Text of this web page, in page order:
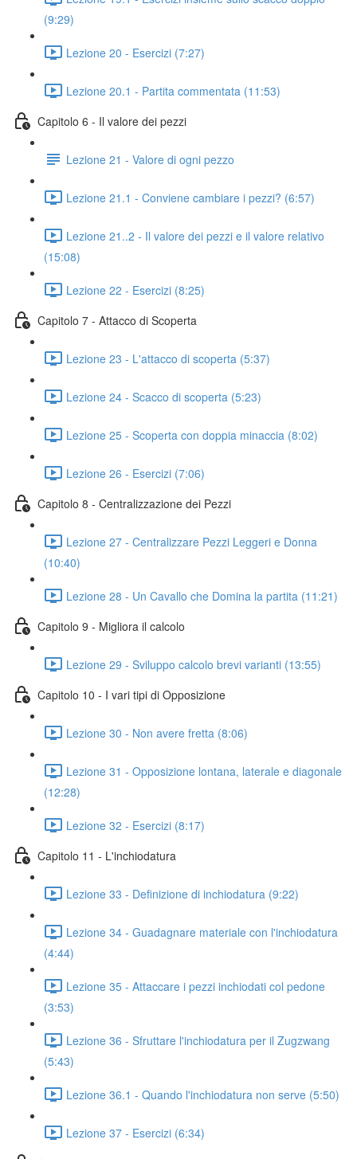
(9:29)
Lezione 20 - Esercizi (7:27)
Lezione 20.1 - Partita commentata (11:53)
Capitolo 6 - Il valore dei pezzi
Lezione 21 - Valore di ogni pezzo
Lezione 21.1 - Conviene cambiare i pezzi? (6:57)
Lezione 21..2 - Il valore dei pezzi e il valore relativo
(15:08)
Lezione 22 - Esercizi (8:25)
Capitolo 7 - Attacco di Scoperta
Lezione 23 - L'attacco di scoperta (5:37)
Lezione 24 - Scacco di scoperta (5:23)
Lezione 25 - Scoperta con doppia minaccia (8:02)
Lezione 26 - Esercizi (7:06)
Capitolo 8 - Centralizzazione dei Pezzi
Lezione 27 - Centralizzare Pezzi Leggeri e Donna
(10:40)
Lezione 28 - Un Cavallo che Domina la partita (11:21)
Capitolo 9 - Migliora il calcolo
Lezione 29 - Sviluppo calcolo brevi varianti (13:55)
Capitolo 10 - I vari tipi di Opposizione
Lezione 30 - Non avere fretta (8:06)
Lezione 31 - Opposizione lontana, laterale e diagonale
(12:28)
Lezione 32 - Esercizi (8:17)
Capitolo 11 - L'inchiodatura
Lezione 33 - Definizione di inchiodatura (9:22)
Lezione 34 - Guadagnare materiale con l'inchiodatura
(4:44)
Lezione 35 - Attaccare i pezzi inchiodati col pedone
(3:53)
Lezione 36 - Sfruttare l'inchiodatura per il Zugzwang
(5:43)
Lezione 36.1 - Quando l'inchiodatura non serve (5:50)
Lezione 37 - Esercizi (6:34)